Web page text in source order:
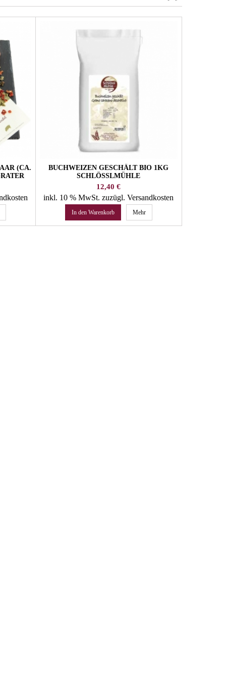
(CA.
BUCHWEIZEN GESCHÄLT BIO 1KG
SCHLÖSSLMÜHLE
Preis
12,40 €
inkl. 10 % MwSt.zuzügl. Versandkosten
In den Warenkorb Mehr